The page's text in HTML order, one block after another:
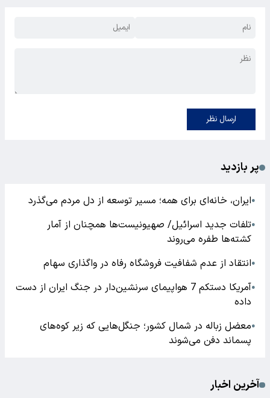
ارسال نظر
پر بازدید
●ایران، خانه‌ای برای همه؛ مسیر توسعه از دل مردم می‌گذرد
●تلفات جدید اسرائیل/ صهیونیست‌ها همچنان از آمار
کشته‌ها طفره می‌روند
●انتقاد از عدم شفافیت فروشگاه رفاه در واگذاری سهام
●
آمریکا دستکم 7 هواپیمای سرنشین‌دار در جنگ ایران از دست
داده
●معضل زباله در شمال کشور؛ جنگل‌هایی که زیر کوه‌های
پسماند دفن می‌شوند
آخرین اخبار